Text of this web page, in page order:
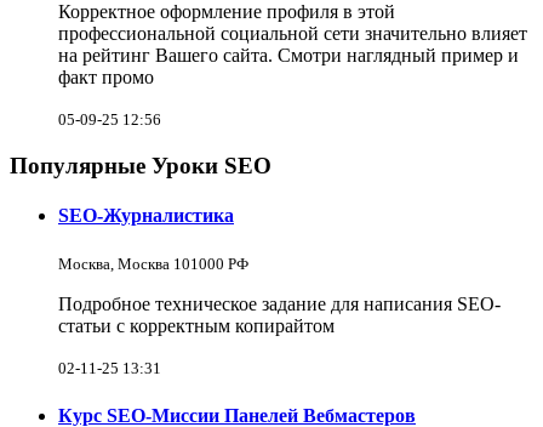
Корректное оформление профиля в этой
профессиональной социальной сети значительно влияет
на рейтинг Вашего сайта. Смотри наглядный пример и
факт промо
05-09-25 12:56
Популярные Уроки SEO
SEO-Журналистика
Москва, Москва 101000 РФ
Подробное техническое задание для написания SEO-
статьи с корректным копирайтом
02-11-25 13:31
Курс SEO-Миссии Панелей Вебмастеров